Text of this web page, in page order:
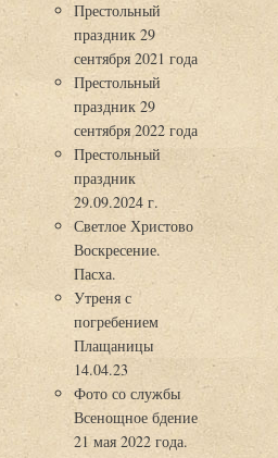
Престольный
праздник 29
сентября 2021 года
Престольный
праздник 29
сентября 2022 года
Престольный
праздник
29.09.2024 г.
Светлое Христово
Воскресение.
Пасха.
Утреня с
погребением
Плащаницы
14.04.23
Фото со службы
Всенощное бдение
21 мая 2022 года.